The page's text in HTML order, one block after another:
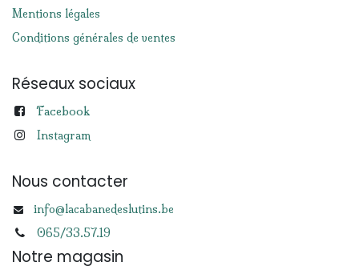
Mentions légales
Conditions générales de ventes
Réseaux sociaux
Facebook
Instagram
Nous contacter
info@lacabanedeslutins.be
065/33.57.19
Notre magasin